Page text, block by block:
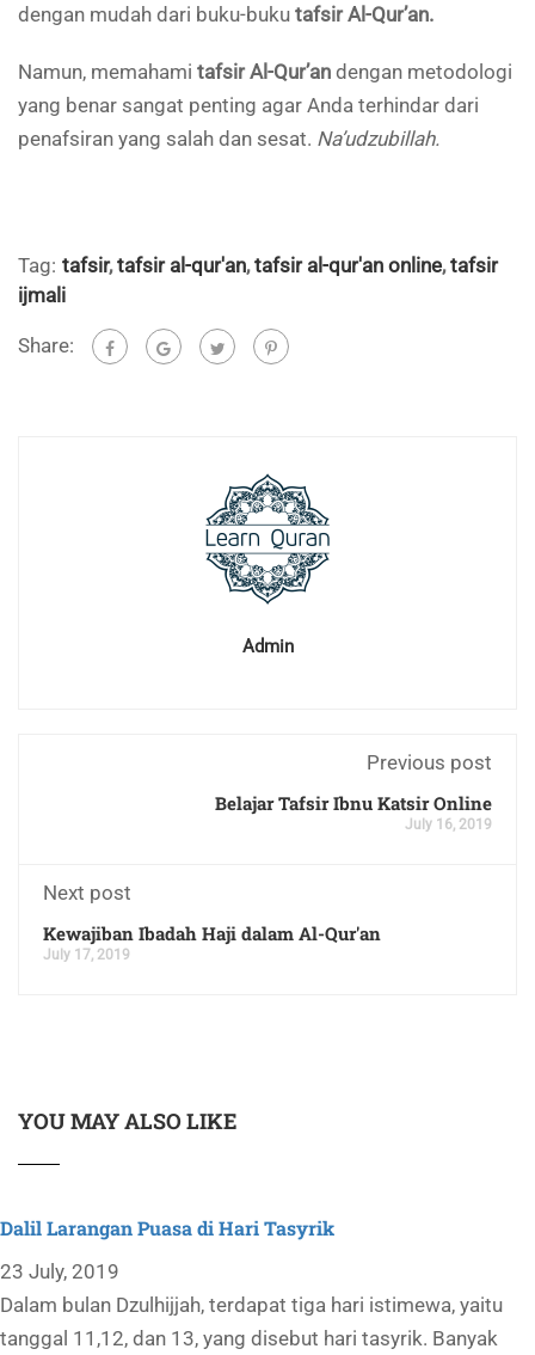
dengan mudah dari buku-buku tafsir Al-Qur’an.
Namun, memahami tafsir Al-Qur’an dengan metodologi
yang benar sangat penting agar Anda terhindar dari
penafsiran yang salah dan sesat. Na’udzubillah.
Tag: tafsir,tafsir al-qur'an,tafsir al-qur'an online,tafsir
ijmali
Share:
Admin
Previous post
Belajar Tafsir Ibnu Katsir Online
July 16, 2019
Next post
Kewajiban Ibadah Haji dalam Al-Qur'an
July 17, 2019
YOU MAY ALSO LIKE
Dalil Larangan Puasa di Hari Tasyrik
23 July, 2019
Dalam bulan Dzulhijjah, terdapat tiga hari istimewa, yaitu
tanggal 11,12, dan 13, yang disebut hari tasyrik. Banyak